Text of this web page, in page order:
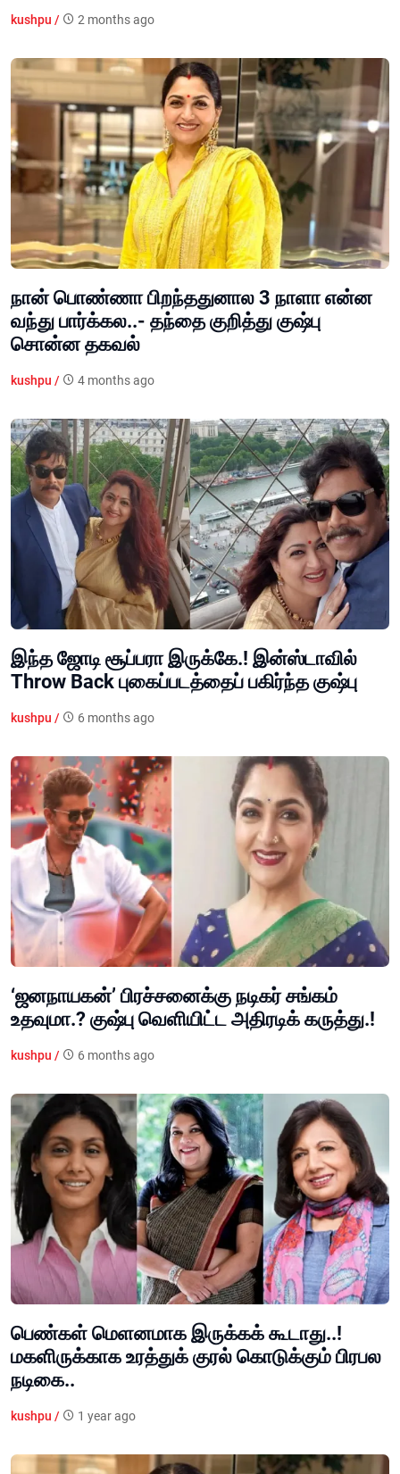
kushpu / 2 months ago
நான் பொண்ணா பிறந்ததுனால 3 நாளா என்ன
வந்து பார்க்கல..- தந்தை குறித்து குஷ்பு
சொன்ன தகவல்
kushpu / 4 months ago
இந்த ஜோடி சூப்பரா இருக்கே.! இன்ஸ்டாவில்
Throw Back புகைப்படத்தைப் பகிர்ந்த குஷ்பு
kushpu / 6 months ago
‘ஜனநாயகன்’ பிரச்சனைக்கு நடிகர் சங்கம்
உதவுமா.? குஷ்பு வெளியிட்ட அதிரடிக் கருத்து.!
kushpu / 6 months ago
பெண்கள் மெளனமாக இருக்கக் கூடாது..!
மகளிருக்காக உரத்துக் குரல் கொடுக்கும் பிரபல
நடிகை..
kushpu / 1 year ago